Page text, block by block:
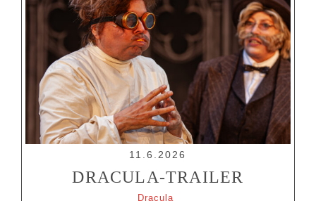
11.6.2026
DRACULA-TRAILER
Dracula